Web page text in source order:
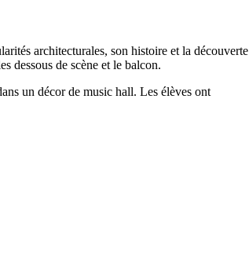
architecturales, son histoire et la découverte
dessous de scène et le balcon.
un décor de music hall. Les élèves ont